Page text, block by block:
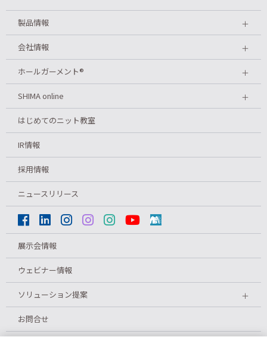
製品情報 ＋
会社情報 ＋
ホールガーメント® ＋
SHIMA online ＋
はじめてのニット教室
IR情報
採用情報
ニュースリリース
展示会情報
ウェビナー情報
ソリューション提案 ＋
お問合せ